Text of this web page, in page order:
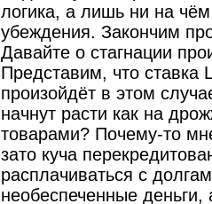
логика, а лишь ни на
убеждения. Закончим
Давайте о стагнации
Представим, что ставка
произойдёт в этом
начнут расти как на
товарами? Почему-то
зато куча
расплачиваться с
необеспеченные деньги,